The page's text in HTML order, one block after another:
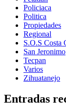
Policiaca
Politica
Propiedades
Regional
S.O.S Costa
San Jeronimo
Tecpan
Varios
Zihuatanejo
Entradas